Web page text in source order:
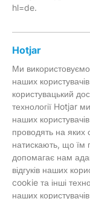
hl=de.
Hotjar
Ми
наших
користувацький
технології Hotjar
наших
проводять на яких
натискають, що їм
допомагає нам
відгуків наших
cookie та інші
наших